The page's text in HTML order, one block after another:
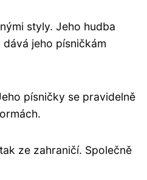
styly. Jeho hudba
jeho písničkám
písničky se pravidelně
ze zahraničí. Společně